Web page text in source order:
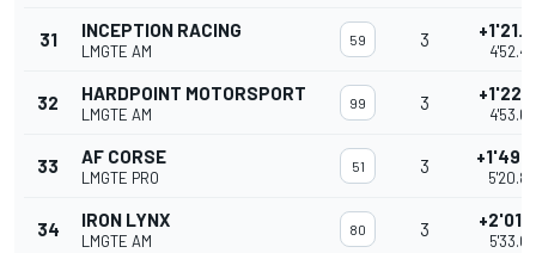
31 INCEPTION RACING
LMGTE AM
59 3
32 HARDPOINT MOTORSPORT
LMGTE AM
99 3
33 AF CORSE
LMGTE PRO
51 3
34 IRON LYNX
LMGTE AM
80 3